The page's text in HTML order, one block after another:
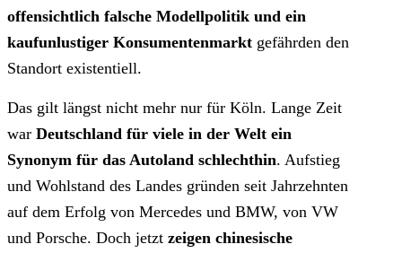
offensichtlich falsche Modellpolitik und ein
kaufunlustiger Konsumentenmarkt gefährden den
Standort existentiell.
Das gilt längst nicht mehr nur für Köln. Lange Zeit
war Deutschland für viele in der Welt ein
Synonym für das Autoland schlechthin. Aufstieg
und Wohlstand des Landes gründen seit Jahrzehnten
auf dem Erfolg von Mercedes und BMW, von VW
und Porsche. Doch jetzt zeigen chinesische